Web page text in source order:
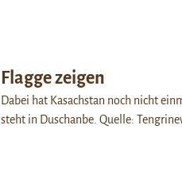
Flagge zeigen
Dabei hat Kasachstan noch nicht
steht in Duschanbe. Quelle: